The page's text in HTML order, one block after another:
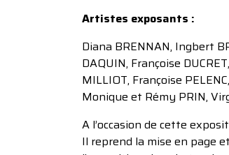
Artistes exposants :
Diana BRENNAN, Ingbert
DAQUIN, Françoise
MILLIOT, Françoise
Monique et Rémy PRIN,
A l’occasion de cette
Il reprend la mise en page